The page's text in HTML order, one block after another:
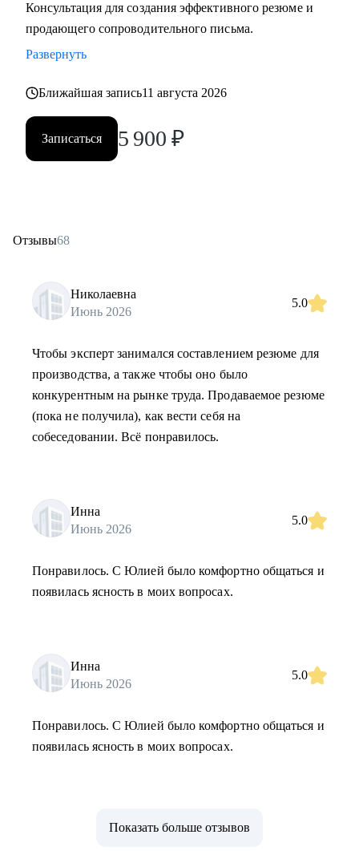
Консультация для создания эффективного резюме и
продающего сопроводительного письма.
Развернуть
Ближайшая запись11 августа 2026
Записаться 5 900 ₽
Отзывы68
Николаевна
Июнь 2026
5.0
Чтобы эксперт занимался составлением резюме для
производства, а также чтобы оно было
конкурентным на рынке труда. Продаваемое резюме
(пока не получила), как вести себя на
собеседовании. Всё понравилось.
Инна
Июнь 2026
5.0
Понравилось. С Юлией было комфортно общаться и
появилась ясность в моих вопросах.
Инна
Июнь 2026
5.0
Понравилось. С Юлией было комфортно общаться и
появилась ясность в моих вопросах.
Показать больше отзывов